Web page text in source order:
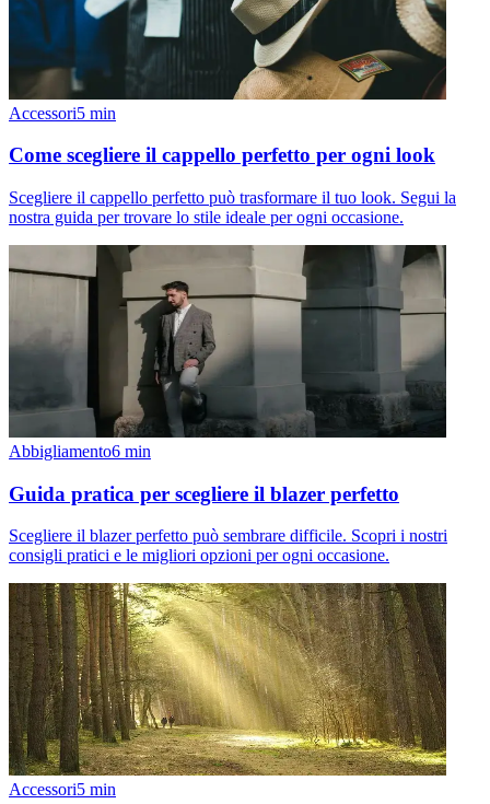
Accessori5 min
Come scegliere il cappello perfetto per ogni look
Scegliere il cappello perfetto può trasformare il tuo look. Segui la
nostra guida per trovare lo stile ideale per ogni occasione.
Abbigliamento6 min
Guida pratica per scegliere il blazer perfetto
Scegliere il blazer perfetto può sembrare difficile. Scopri i nostri
consigli pratici e le migliori opzioni per ogni occasione.
Accessori5 min